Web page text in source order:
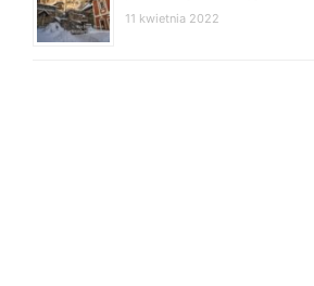
11 kwietnia 2022